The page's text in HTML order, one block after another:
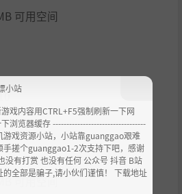
​（如张居正改革、倭寇侵扰），
家属性：
叛乱，结算奖励骤减！
压力，银两不足直接游戏结束——
可用空间
可用空间
小站
戏内容用CTRL+F5强制刷新一下网
浏览器缓存 ----------------------------------
游戏资源小站，小站靠guanggao艰难
手搓个guanggao1-2次支持下吧，感谢
没有打赏 也没有任何 公众号 抖音 B站
全部是骗子,请小伙们谨慎！ 下载地址